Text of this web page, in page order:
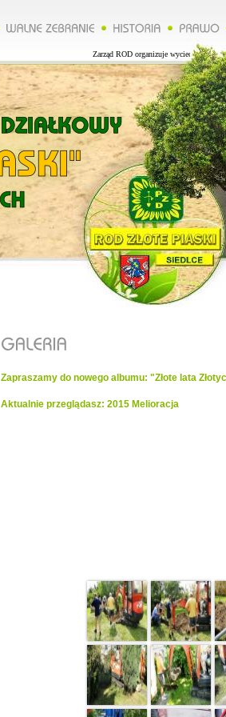
Zarząd ROD organizuje wycieczkę do
Zapraszamy do nowego albumu: "Złote lata
Aktualnie przeglądasz: 2015 Melioracja